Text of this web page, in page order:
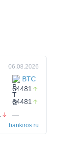
06.08.2026
BTC
64481
64481
—
bankiros.ru